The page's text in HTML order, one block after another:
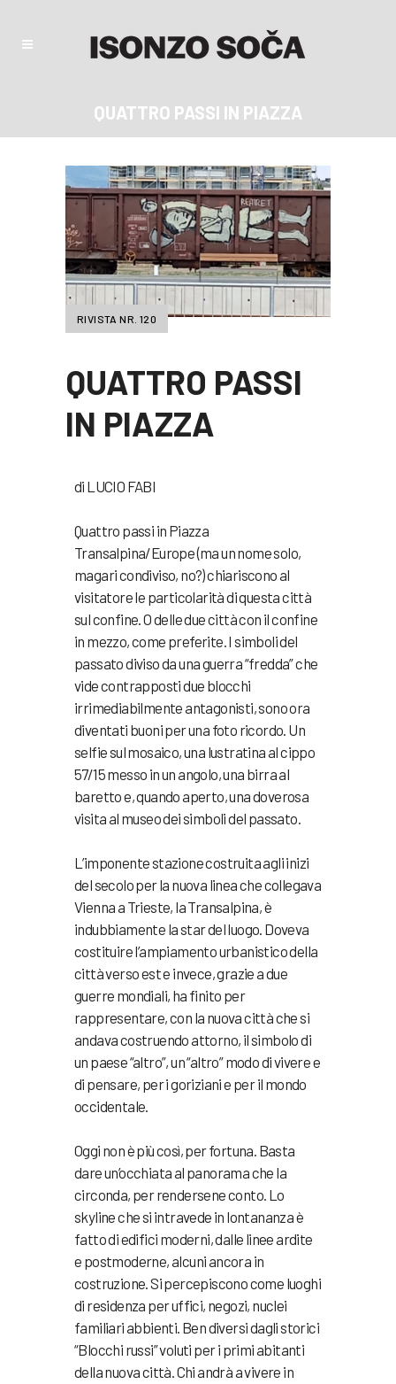
QUATTRO PASSI IN PIAZZA
RIVISTA NR. 120
QUATTRO PASSI
IN PIAZZA
di LUCIO FABI
Quattro passi in Piazza
Transalpina/Europe (ma un nome solo,
magari condiviso, no?) chiariscono al
visitatore le particolarità di questa città
sul confine. O delle due città con il confine
in mezzo, come preferite. I simboli del
passato diviso da una guerra “fredda” che
vide contrapposti due blocchi
irrimediabilmente antagonisti, sono ora
diventati buoni per una foto ricordo. Un
selfie sul mosaico, una lustratina al cippo
57/15 messo in un angolo, una birra al
baretto e, quando aperto, una doverosa
visita al museo dei simboli del passato.
L’imponente stazione costruita agli inizi
del secolo per la nuova linea che collegava
Vienna a Trieste, la Transalpina, è
indubbiamente la star del luogo. Doveva
costituire l’ampiamento urbanistico della
città verso est e invece, grazie a due
guerre mondiali, ha finito per
rappresentare, con la nuova città che si
andava costruendo attorno, il simbolo di
un paese “altro”, un “altro” modo di vivere e
di pensare, per i goriziani e per il mondo
occidentale.
Oggi non è più così, per fortuna. Basta
dare un’occhiata al panorama che la
circonda, per rendersene conto. Lo
skyline che si intravede in lontananza è
fatto di edifici moderni, dalle linee ardite
e postmoderne, alcuni ancora in
costruzione. Si percepiscono come luoghi
di residenza per uffici, negozi, nuclei
familiari abbienti. Ben diversi dagli storici
“Blocchi russi” voluti per i primi abitanti
della nuova città. Chi andrà a vivere in